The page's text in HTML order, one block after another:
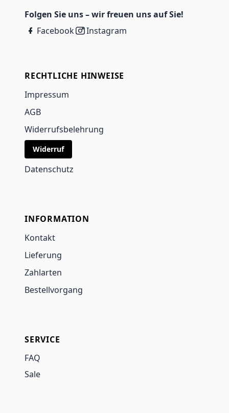
Folgen Sie uns – wir freuen uns auf Sie!
Facebook
Instagram
RECHTLICHE HINWEISE
Impressum
AGB
Widerrufsbelehrung
Widerruf
Datenschutz
INFORMATION
Kontakt
Lieferung
Zahlarten
Bestellvorgang
SERVICE
FAQ
Sale